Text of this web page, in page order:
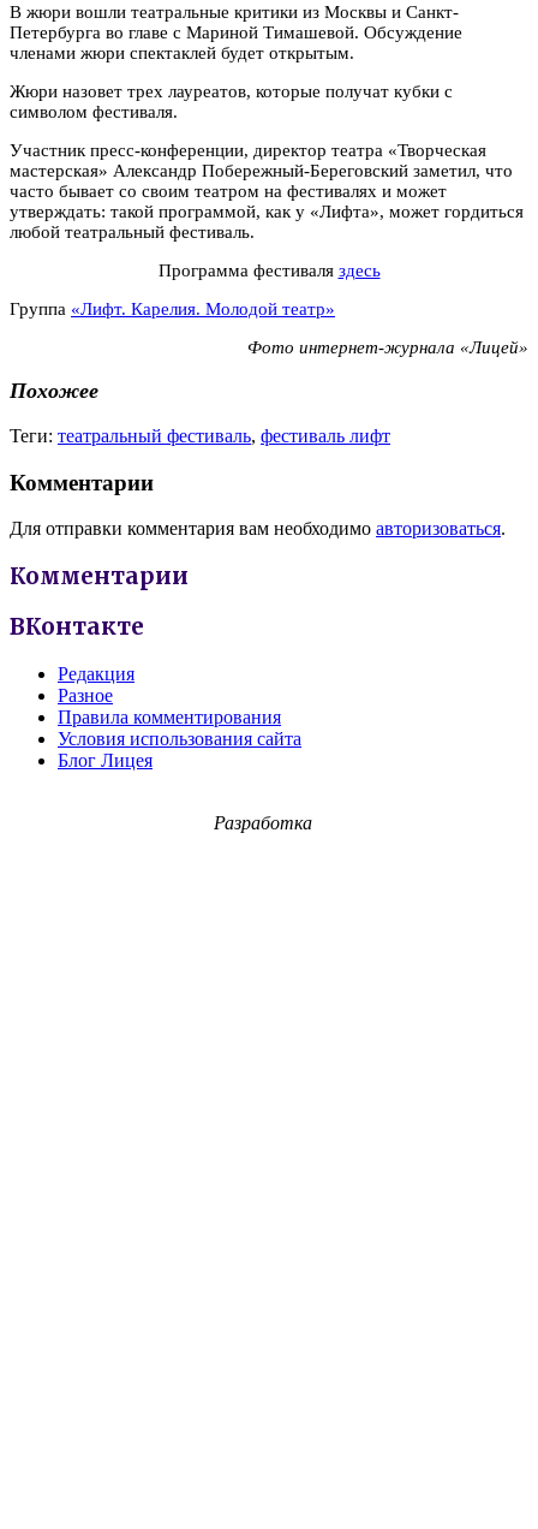
В жюри вошли театральные критики из Москвы и Санкт-
Петербурга во главе с Мариной Тимашевой. Обсуждение
членами жюри спектаклей будет открытым.
Жюри назовет трех лауреатов, которые получат кубки с
символом фестиваля.
Участник пресс-конференции, директор театра «Творческая
мастерская» Александр Побережный-Береговский заметил, что
часто бывает со своим театром на фестивалях и может
утверждать: такой программой, как у «Лифта», может гордиться
любой театральный фестиваль.
Программа фестиваля здесь
Группа «Лифт. Карелия. Молодой театр»
Фото интернет-журнала «Лицей»
Похожее
Теги: театральный фестиваль, фестиваль лифт
Комментарии
Для отправки комментария вам необходимо авторизоваться.
Комментарии
ВКонтакте
Редакция
Разное
Правила комментирования
Условия использования сайта
Блог Лицея
Разработка